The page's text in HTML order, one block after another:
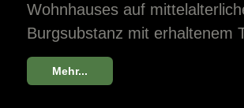
Wohnhauses auf
Burgsubstanz mit erhaltenem
Mehr...